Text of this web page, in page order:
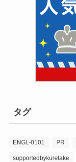
タグ
ENGL-0101 PR
supportedbykuretake